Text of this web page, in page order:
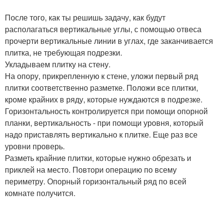
После того, как ты решишь задачу, как будут
располагаться вертикальные углы, с помощью отвеса
прочерти вертикальные линии в углах, где заканчивается
плитка, не требующая подрезки.
Укладываем плитку на стену.
На опору, прикрепленную к стене, уложи первый ряд
плитки соответственно разметке. Положи все плитки,
кроме крайних в ряду, которые нуждаются в подрезке.
Горизонтальность контролируется при помощи опорной
планки, вертикальность - при помощи уровня, который
надо приставлять вертикально к плитке. Еще раз все
уровни проверь.
Разметь крайние плитки, которые нужно обрезать и
приклей на место. Повтори операцию по всему
периметру. Опорный горизонтальный ряд по всей
комнате получится.